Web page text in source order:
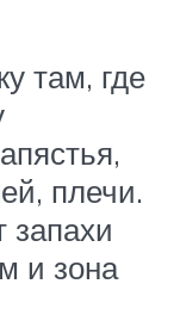
там, где
плечи.
запахи
и зона